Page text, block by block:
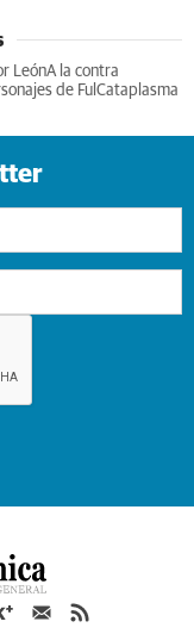
LeónA la contra
de Ful Cataplasma